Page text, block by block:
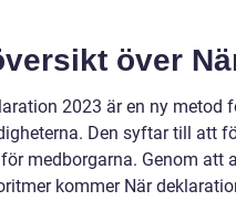
över
2023 är en ny
Den syftar till att
medborgarna. Genom att
kommer När